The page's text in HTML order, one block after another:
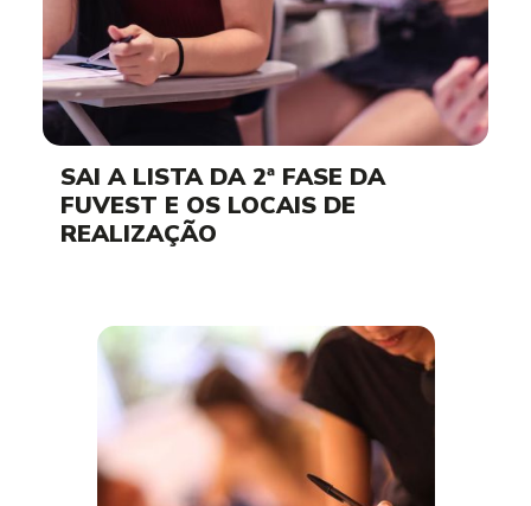
SAI A LISTA DA 2ª FASE DA
FUVEST E OS LOCAIS DE
REALIZAÇÃO